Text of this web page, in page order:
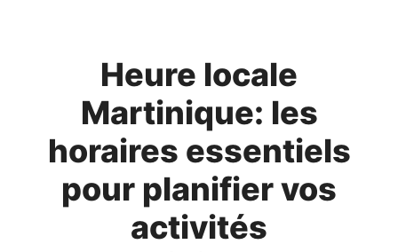
Heure locale
Martinique: les
horaires essentiels
pour planifier vos
activités